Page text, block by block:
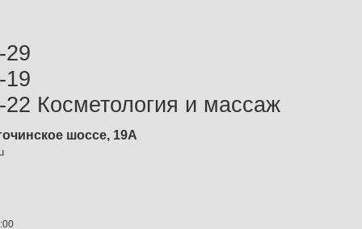
29
19
Косметология и массаж
шоссе, 19А